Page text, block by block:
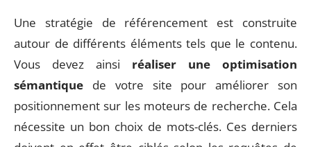
Une stratégie de référencement est construite
autour de différents éléments tels que le contenu.
Vous devez ainsi réaliser une optimisation
sémantique de votre site pour améliorer son
positionnement sur les moteurs de recherche. Cela
nécessite un bon choix de mots-clés. Ces derniers